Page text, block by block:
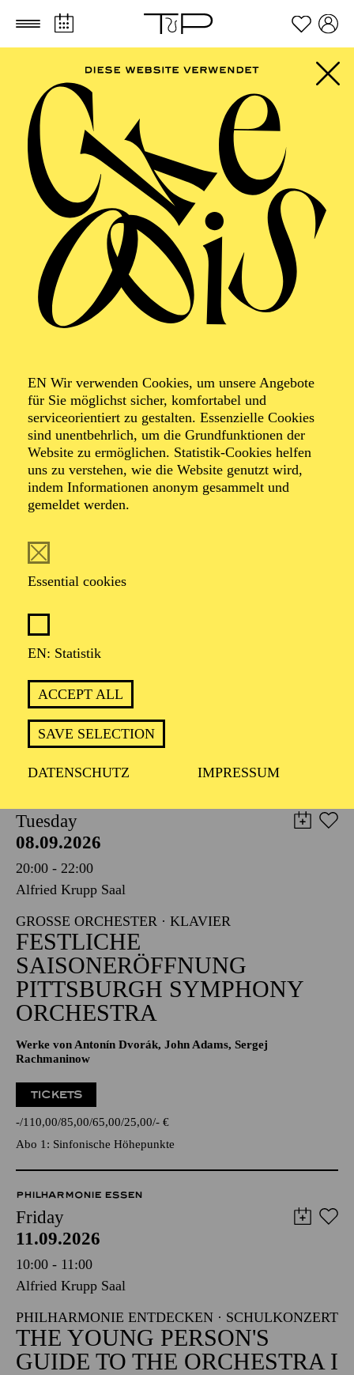
Zum Hauptinhalt springen Zum Footer springen
EN Wir verwenden Cookies, um unsere Angebote
für Sie möglichst sicher, komfortabel und
serviceorientiert zu gestalten. Essenzielle Cookies
sind unentbehrlich, um die Grundfunktionen der
Website zu ermöglichen. Statistik-Cookies helfen
uns zu verstehen, wie die Website genutzt wird,
indem Informationen anonym gesammelt und
gemeldet werden.
Essential cookies
EN: Statistik
ACCEPT ALL
SAVE SELECTION
DATENSCHUTZ IMPRESSUM
FILTER
SEPTEMBER 2026
PHILHARMONIE ESSEN
Friday
04.09.2026
20:00 - 23:00
Alfried Krupp Saal
Organiser: Theater-, Konzert- u. Gastspieldirektion OTTO
HOFNER GMBH
TICKETS
55,20 52,70€
EN: SCHAUSPIEL ESSEN
05.09.2026
19:30 - 21:30
BLICK AUF DEN IRAN –
STIMMEN ZUR AKTUELLEN
LAGE
TICKETS
8,00€
Tuesday
08.09.2026
20:00 - 22:00
Alfried Krupp Saal
GROSSE ORCHESTER · KLAVIER
FESTLICHE
SAISONERÖFFNUNG
PITTSBURGH SYMPHONY
ORCHESTRA
Werke von Antonín Dvorák, John Adams, Sergej
Rachmaninow
TICKETS
- 110,00 85,00 65,00 25,00 - €
Abo 1: Sinfonische Höhepunkte
PHILHARMONIE ESSEN
Friday
11.09.2026
10:00 - 11:00
Alfried Krupp Saal
PHILHARMONIE ENTDECKEN · SCHULKONZERT
THE YOUNG PERSON'S
GUIDE TO THE ORCHESTRA I